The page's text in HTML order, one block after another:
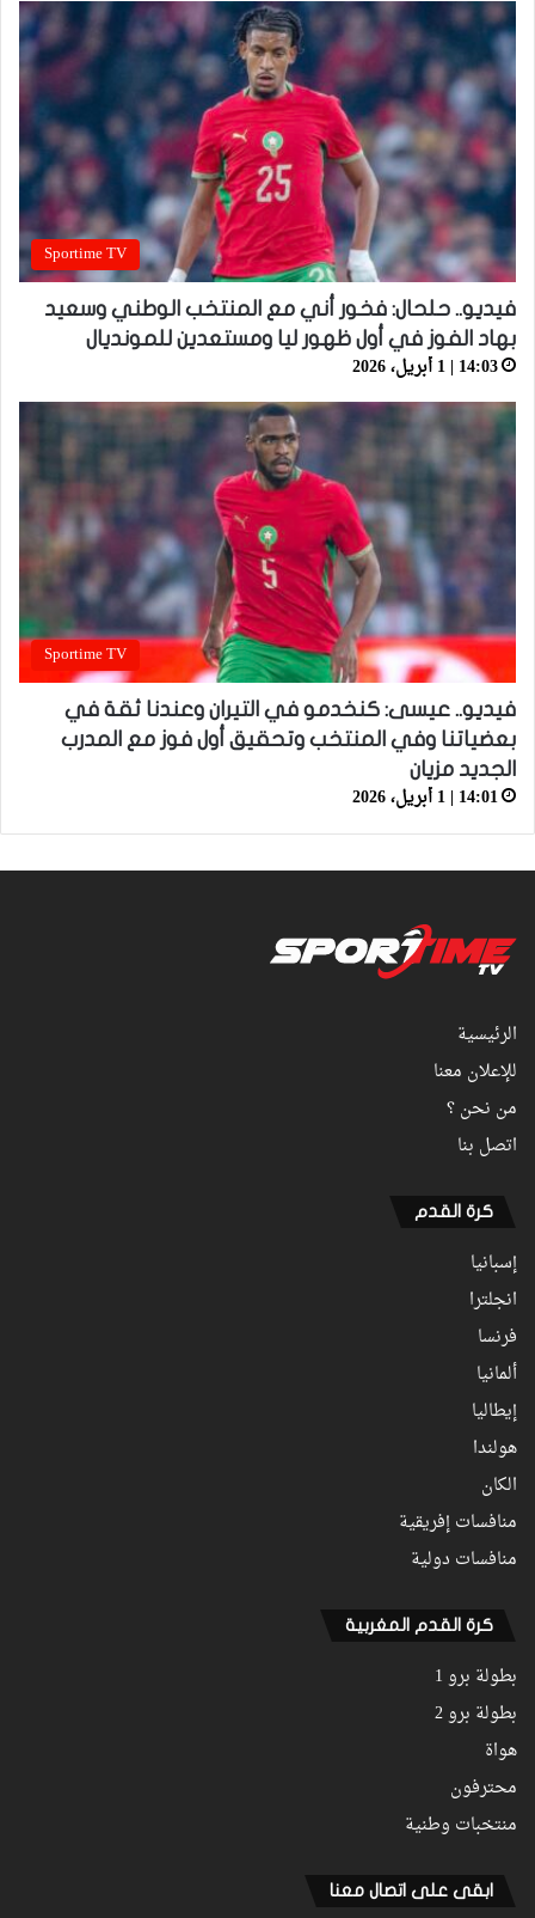
Sportime TV
فيديو.. حلحال: فخور أني مع المنتخب الوطني وسعيد
بهاد الفوز في أول ظهور ليا ومستعدين للمونديال
14:03 | 1 أبريل، 2026
Sportime TV
فيديو.. عيسى: كنخدمو في التيران وعندنا ثقة في
بعضياتنا وفي المنتخب وتحقيق أول فوز مع المدرب
الجديد مزيان
14:01 | 1 أبريل، 2026
الرئيسية
للإعلان معنا
من نحن ؟
اتصل بنا
كرة القدم
إسبانيا
انجلترا
فرنسا
ألمانيا
إيطاليا
هولندا
الكان
منافسات إفريقية
منافسات دولية
كرة القدم المغربية
بطولة برو 1
بطولة برو 2
هواة
محترفون
منتخبات وطنية
ابقى على اتصال معنا